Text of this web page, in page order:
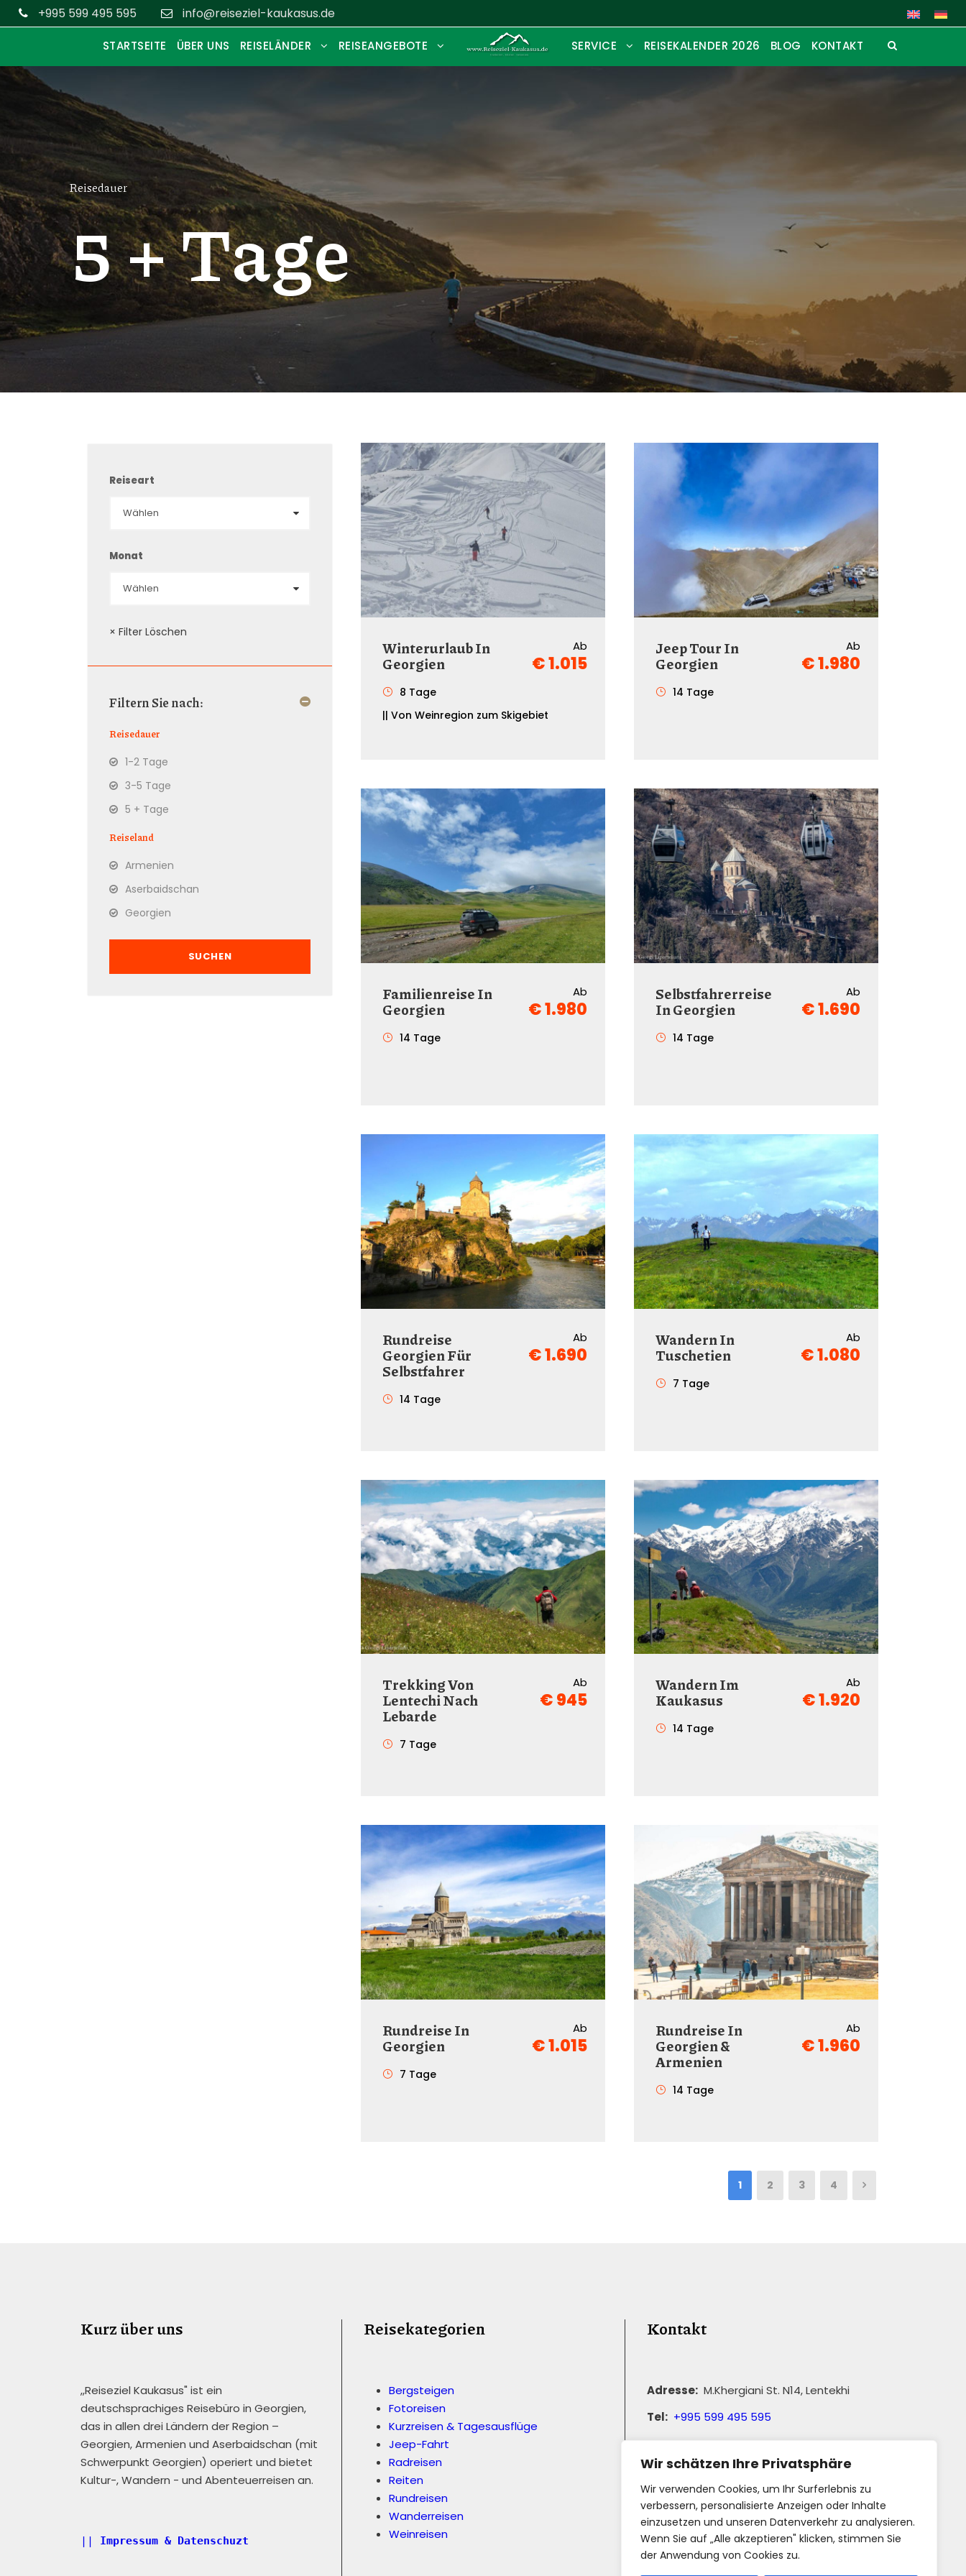
Wir schätzen Ihre Privatsphäre
Wir verwenden Cookies, um Ihr Surferlebnis zu
verbessern, personalisierte Anzeigen oder Inhalte
einzusetzen und unseren Datenverkehr zu analysieren.
Wenn Sie auf „Alle akzeptieren" klicken, stimmen Sie
der Anwendung von Cookies zu.
+995 599 495 595 info@reiseziel-kaukasus.de
STARTSEITE ÜBER UNS REISELÄNDER REISEANGEBOTE SERVICE REISEKALENDER 2026 BLOG KONTAKT
Reisedauer
5 + Tage
Winterurlaub In
Georgien
Ab
€ 1.015
8 Tage
|| Von Weinregion zum Skigebiet
Jeep Tour In
Georgien
Ab
€ 1.980
14 Tage
Familienreise In
Georgien
Ab
€ 1.980
14 Tage
Selbstfahrerreise
In Georgien
Ab
€ 1.690
14 Tage
Rundreise
Georgien Für
Selbstfahrer
Ab
€ 1.690
14 Tage
Wandern In
Tuschetien
Ab
€ 1.080
7 Tage
Trekking Von
Lentechi Nach
Lebarde
Ab
€ 945
7 Tage
Wandern Im
Kaukasus
Ab
€ 1.920
14 Tage
Rundreise In
Georgien
Ab
€ 1.015
7 Tage
Rundreise In
Georgien &
Armenien
Ab
€ 1.960
14 Tage
1 2 3 4
Reiseart
Monat
× Filter Löschen
Filtern Sie nach:
Reisedauer
1-2 Tage
3-5 Tage
5 + Tage
Reiseland
Armenien
Aserbaidschan
Georgien
Kurz über uns
,,Reiseziel Kaukasus" ist ein
deutschsprachiges Reisebüro in Georgien,
das in allen drei Ländern der Region –
Georgien, Armenien und Aserbaidschan (mit
Schwerpunkt Georgien) operiert und bietet
Kultur-, Wandern - und Abenteuerreisen an.
|| Impressum & Datenschuzt
Reisekategorien
Bergsteigen
Fotoreisen
Kurzreisen & Tagesausflüge
Jeep-Fahrt
Radreisen
Reiten
Rundreisen
Wanderreisen
Weinreisen
Kontakt
Adresse:M.Khergiani St. N14, Lentekhi
Tel: +995 599 495 595
info@reiseziel-kaukasus.de